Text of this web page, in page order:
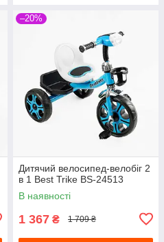
–20%
Дитячий велосипед-велобіг 2
в 1 Best Trike BS-24513
В наявності
1 367 ₴ 1 709 ₴